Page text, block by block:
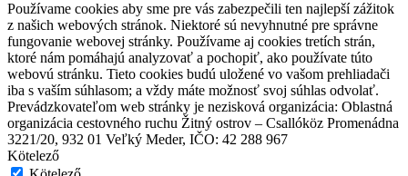
Používame cookies aby sme pre vás zabezpečili ten najlepší zážitok
z našich webových stránok. Niektoré sú nevyhnutné pre správne
fungovanie webovej stránky. Používame aj cookies tretích strán,
ktoré nám pomáhajú analyzovať a pochopiť, ako používate túto
webovú stránku. Tieto cookies budú uložené vo vašom prehliadači
iba s vaším súhlasom; a vždy máte možnosť svoj súhlas odvolať.
Prevádzkovateľom web stránky je nezisková organizácia: Oblastná
organizácia cestovného ruchu Žitný ostrov – Csallóköz Promenádna
3221/20, 932 01 Veľký Meder, IČO: 42 288 967
Kötelező